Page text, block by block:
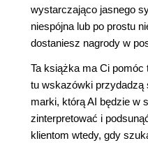
wystarczająco jasnego
niespójna lub po prostu
dostaniesz nagrody w
Ta książka ma Ci pomóc
tu wskazówki przydadzą
marki, którą AI będzie w
zinterpretować i
klientom wtedy, gdy